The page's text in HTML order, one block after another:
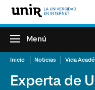
Menú
Inicio Noticias Vida
Experta de